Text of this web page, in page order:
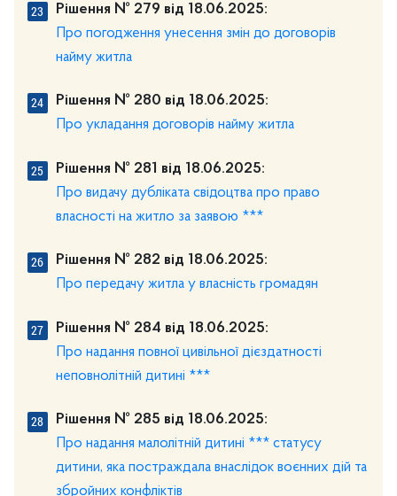
Рішення № 279 від 18.06.2025:
Про погодження унесення змін до договорів
найму житла
Рішення № 280 від 18.06.2025:
Про укладання договорів найму житла
Рішення № 281 від 18.06.2025:
Про видачу дубліката свідоцтва про право
власності на житло за заявою ***
Рішення № 282 від 18.06.2025:
Про передачу житла у власність громадян
Рішення № 284 від 18.06.2025:
Про надання повної цивільної дієздатності
неповнолітній дитині ***
Рішення № 285 від 18.06.2025:
Про надання малолітній дитині *** статусу
дитини, яка постраждала внаслідок воєнних дій та
збройних конфліктів